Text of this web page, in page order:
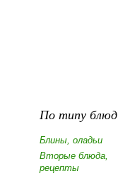
По типу блюд
Блины, оладьи
Вторые блюда,
рецепты